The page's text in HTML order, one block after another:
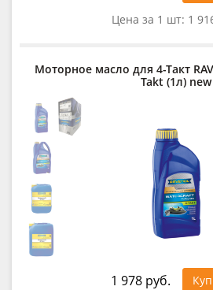
Цена за 1 шт: 1
Моторное масло для 4-Такт
Takt (1л) new
1 978 руб.